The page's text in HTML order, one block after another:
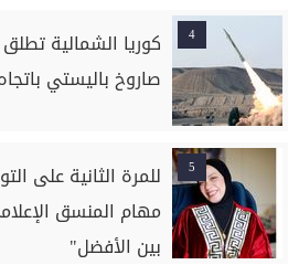
4
كوريا الشمالية
صاروخ باليستي
5
للمرة الثانية على
مهام المنسق
بين الأفضل"